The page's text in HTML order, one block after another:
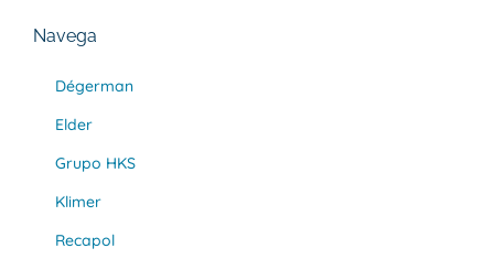
Navega
Dégerman
Elder
Grupo HKS
Klimer
Recapol